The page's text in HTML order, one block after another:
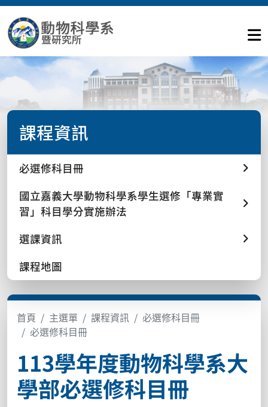
課程資訊
必選修科目冊
國立嘉義大學動物科學系學生選修「專業實
習」科目學分實施辦法
選課資訊
課程地圖
首頁 主選單 課程資訊
必選修科目冊
必選修科目冊
113學年度動物科學系大
學部必選修科目冊